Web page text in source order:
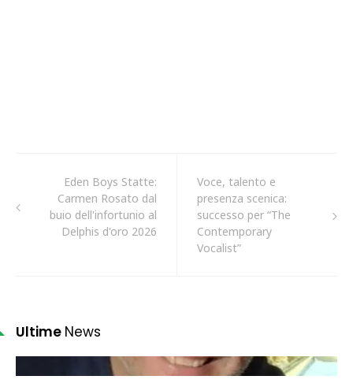
Eden Boys Statte:
Carmen Rosato dal
buio dell'infortunio al
Delphis d'oro 2026
Voce, talento e
presenza scenica:
successo per “The
Contemporary
Vocalist”
Ultime News